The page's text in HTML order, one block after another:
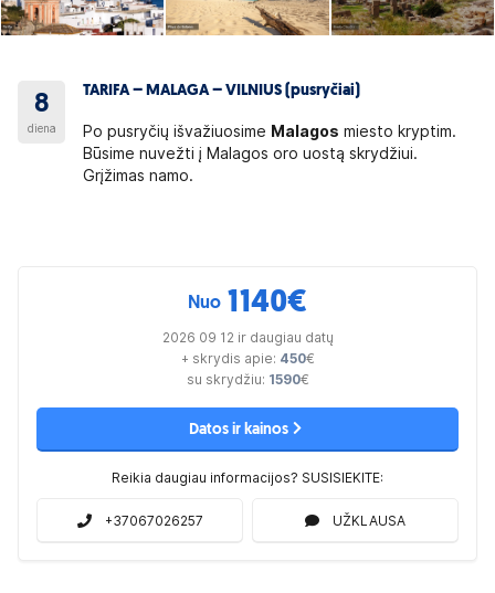
8
diena
TARIFA – MALAGA – VILNIUS (pusryčiai)
Po pusryčių išvažiuosime Malagos miesto kryptim.
Būsime nuvežti į Malagos oro uostą skrydžiui.
Grįžimas namo.
Nuo 1140€
2026 09 12 ir daugiau datų
+ skrydis apie: 450€
su skrydžiu: 1590€
Datos ir kainos
Reikia daugiau informacijos? SUSISIEKITE:
+37067026257 UŽKLAUSA